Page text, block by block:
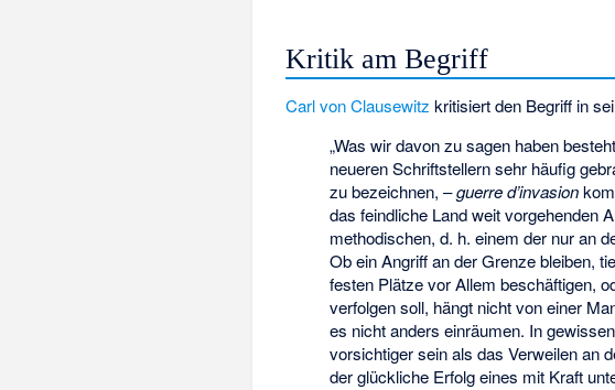
Kritik am Begriff
Carl von Clausewitz kritisiert den Begriff in
„Was wir davon zu sagen haben
neueren Schriftstellern sehr häufig
zu bezeichnen, –guerre d’invasion
das feindliche Land weit vorgehenden
methodischen, d. h. einem der nur an
Ob ein Angriff an der Grenze bleiben,
festen Plätze vor Allem beschäftigen,
verfolgen soll, hängt nicht von einer
es nicht anders einräumen. In
vorsichtiger sein als das Verweilen an
der glückliche Erfolg eines mit Kraft